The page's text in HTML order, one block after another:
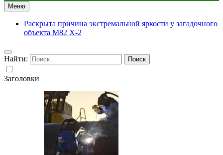
Меню
Раскрыта причина экстремальной яркости у загадочного
объекта M82 X-2
Найти:
Заголовки